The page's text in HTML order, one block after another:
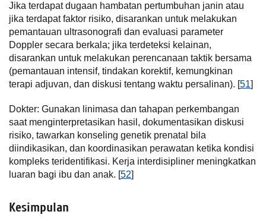
Jika terdapat dugaan hambatan pertumbuhan janin atau
jika terdapat faktor risiko, disarankan untuk melakukan
pemantauan ultrasonografi dan evaluasi parameter
Doppler secara berkala; jika terdeteksi kelainan,
disarankan untuk melakukan perencanaan taktik bersama
(pemantauan intensif, tindakan korektif, kemungkinan
terapi adjuvan, dan diskusi tentang waktu persalinan). [51]
Dokter: Gunakan linimasa dan tahapan perkembangan
saat menginterpretasikan hasil, dokumentasikan diskusi
risiko, tawarkan konseling genetik prenatal bila
diindikasikan, dan koordinasikan perawatan ketika kondisi
kompleks teridentifikasi. Kerja interdisipliner meningkatkan
luaran bagi ibu dan anak. [52]
Kesimpulan